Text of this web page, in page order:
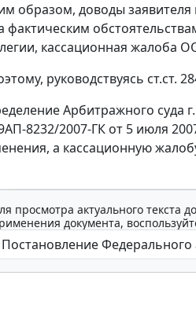
образом, доводы
фактическим
кассационная жалоба
руководствуясь ст.ст.
Арбитражного суда
8232/2007-ГК от 5 июля
а кассационную
просмотра актуального текста
документа,